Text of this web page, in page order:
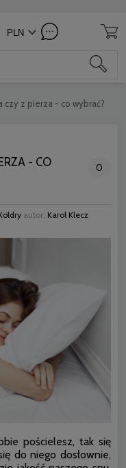
czy z pierza - co wybrać?
- CO
0
autor: Karol Klecz
pościelesz, tak się
do niego dosłownie,